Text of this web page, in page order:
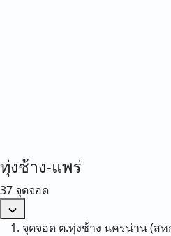
ทุ่งช้าง-แพร่
37 จุดจอด
จุดจอด ต.ทุ่งช้าง นครน่าน (ส